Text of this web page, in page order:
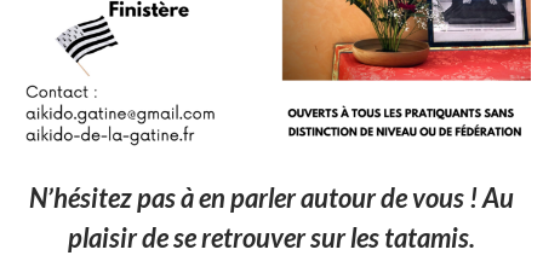
N’hésitez pas à en parler autour de vous ! Au
plaisir de se retrouver sur les tatamis.